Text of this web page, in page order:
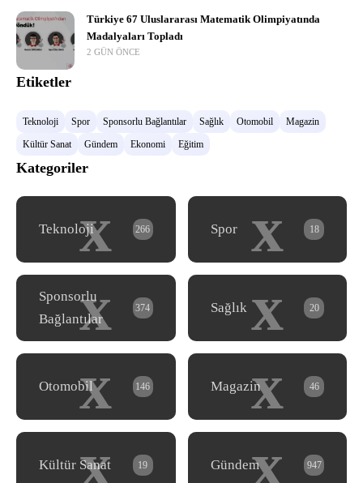
Türkiye 67 Uluslararası Matematik Olimpiyatında
Madalyaları Topladı
2 GÜN ÖNCE
Etiketler
Teknoloji Spor Sponsorlu Bağlantılar Sağlık Otomobil
Magazin
Kültür Sanat
Gündem Ekonomi Eğitim
Kategoriler
x
Teknoloji 266 x
Spor 18
x
Sponsorlu
Bağlantılar
374 x
Sağlık 20
x
Otomobil 146 x
Magazin 46
x
Kültür Sanat 19 x
Gündem 947